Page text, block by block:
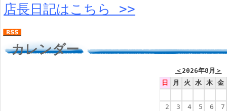
店長日記はこちら >>
カレンダー
＜2026年8月 ＞
日
月 火 水 木 金
2 3 4 5 6
7